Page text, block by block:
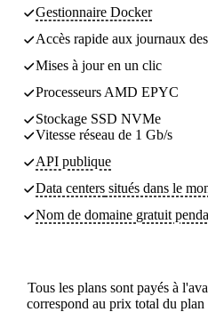
Gestionnaire Docker
Accès rapide aux journaux
Mises à jour en un clic
Processeurs AMD EPYC
Stockage SSD NVMe
Vitesse réseau de 1 Gb/s
API publique
Data centers situés dans le
Nom de domaine gratuit
Tous les plans sont payés à
correspond au prix total du